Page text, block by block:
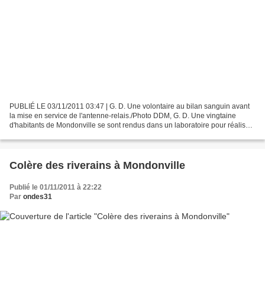
PUBLIÉ LE 03/11/2011 03:47 | G. D. Une volontaire au bilan sanguin avant
la mise en service de l'antenne-relais./Photo DDM, G. D. Une vingtaine
d'habitants de Mondonville se sont rendus dans un laboratoire pour réaliser
Colère des riverains à Mondonville
Publié le 01/11/2011 à 22:22
Par ondes31